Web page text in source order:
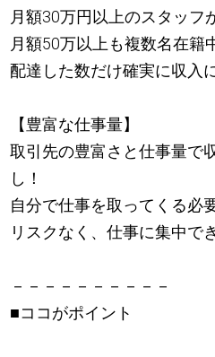
月額30万円以上のスタッフ
月額50万以上も複数名在籍
配達した数だけ確実に収入
【豊富な仕事量】
取引先の豊富さと仕事量で
し！
自分で仕事を取ってくる必
リスクなく、仕事に集中で
－－－－－－－－－－
■ココがポイント